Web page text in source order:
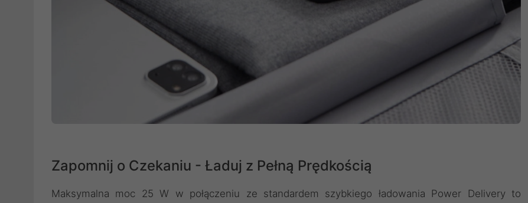
Zapomnij o Czekaniu - Ładuj z Pełną Prędkością
Maksymalna moc 25 W w połączeniu ze standardem szybkiego ładowania Power Delivery to